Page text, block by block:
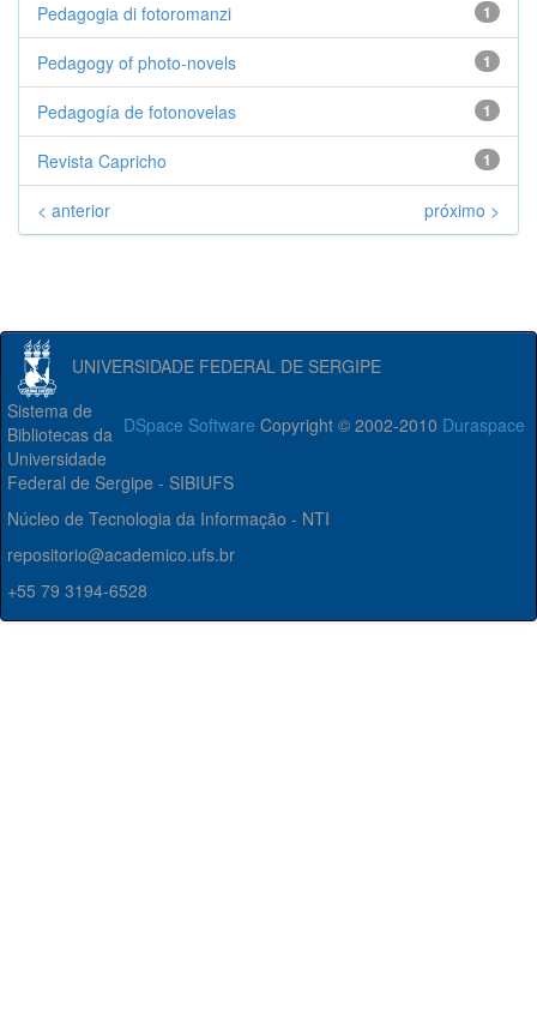
1
Pedagogia di fotoromanzi
1
Pedagogy of photo-novels
1
Pedagogía de fotonovelas
1
Revista Capricho
< anterior próximo >
UNIVERSIDADE FEDERAL DE SERGIPE
DSpace Software Copyright © 2002-2010 Duraspace
Sistema de
Bibliotecas da
Universidade
Federal de Sergipe - SIBIUFS
Núcleo de Tecnologia da Informação - NTI
repositorio@academico.ufs.br
+55 79 3194-6528